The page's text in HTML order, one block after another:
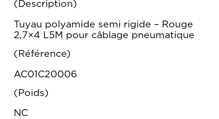
Description
Tuyau polyamide semi rigide – Rouge
2,7×4 L5M pour câblage pneumatique
Référence
AC01C20006
Poids
NC